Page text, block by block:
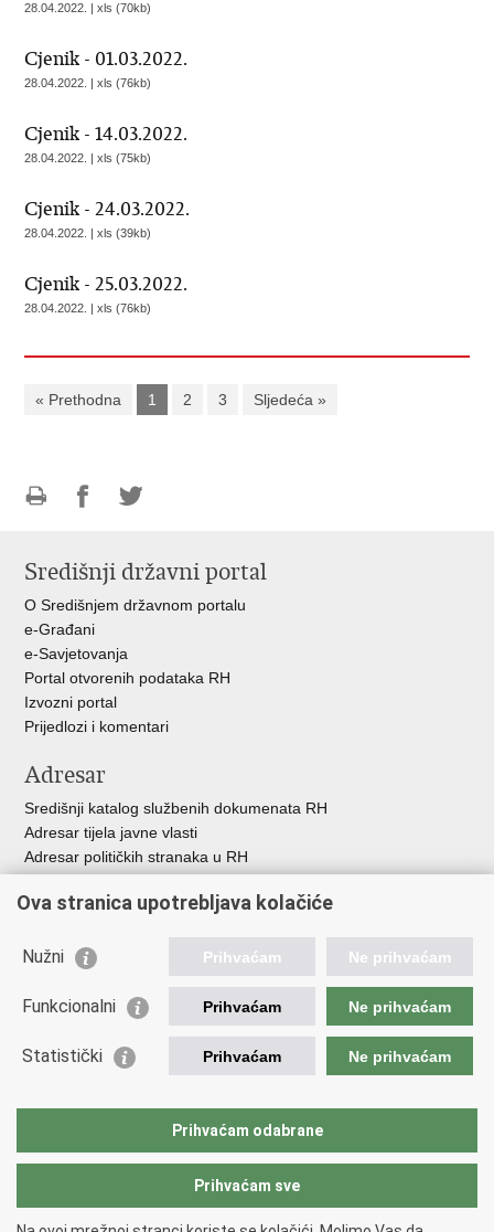
28.04.2022. | xls (70kb)
Cjenik - 01.03.2022.
28.04.2022. | xls (76kb)
Cjenik - 14.03.2022.
28.04.2022. | xls (75kb)
Cjenik - 24.03.2022.
28.04.2022. | xls (39kb)
Cjenik - 25.03.2022.
28.04.2022. | xls (76kb)
« Prethodna 1 2 3 Sljedeća »
FacebookuTwitteru
Središnji državni portal
O Središnjem državnom portalu
e-Građani
e-Savjetovanja
Portal otvorenih podataka RH
Izvozni portal
Prijedlozi i komentari
Adresar
Središnji katalog službenih dokumenata RH
Adresar tijela javne vlasti
Adresar političkih stranaka u RH
Besplatni telefoni javne uprave
Važne poveznice
Vlada Republike Hrvatske
Europska komisija
Taxation and Customs Union
Ova stranica upotrebljava kolačiće
Nužni Prihvaćam Ne prihvaćam
Funkcionalni Prihvaćam Ne prihvaćam
Statistički Prihvaćam Ne prihvaćam
Prihvaćam odabrane
Prihvaćam sve